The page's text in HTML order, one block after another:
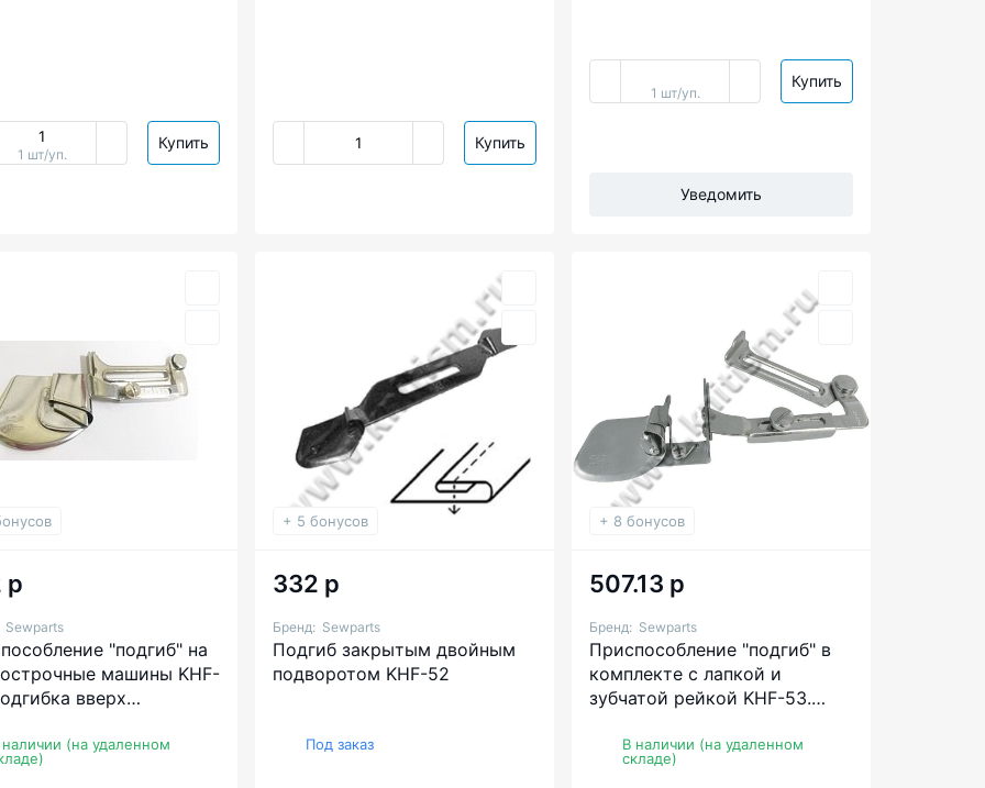
1 шт/уп.
Купить Купить
1 шт/уп.
Купить
Уведомить
р
Sewparts
"подгиб" на
машины KHF-
вверх
(на удаленном
+ 5 бонусов
332 р
Бренд: Sewparts
Подгиб закрытым двойным
подворотом KHF-52
Под заказ
+ 8 бонусов
507.13 р
Бренд: Sewparts
Приспособление "подгиб" в
комплекте с лапкой и
зубчатой рейкой KHF-53.
полуторным подворотом
В наличии (на удаленном
складе)